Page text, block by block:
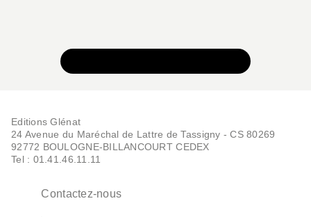
Editions Glénat
24 Avenue du Maréchal de Lattre de Tassigny - CS 80269
92772 BOULOGNE-BILLANCOURT CEDEX
Tel : 01.41.46.11.11
Contactez-nous